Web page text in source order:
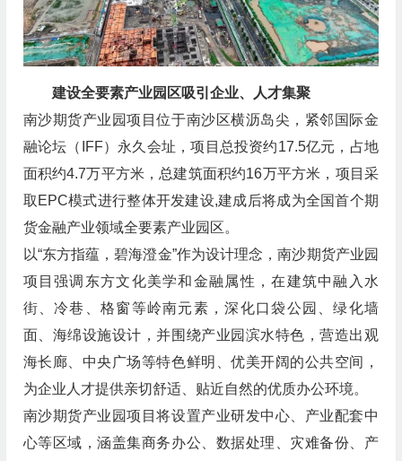
建设全要素产业园区吸引企业、人才集聚
南沙期货产业园项目位于南沙区横沥岛尖，紧邻国际金
融论坛（IFF）永久会址，项目总投资约17.5亿元，占地
面积约4.7万平方米，总建筑面积约16万平方米，项目采
取EPC模式进行整体开发建设,建成后将成为全国首个期
货金融产业领域全要素产业园区。
以“东方指蕴，碧海澄金”作为设计理念，南沙期货产业园
项目强调东方文化美学和金融属性，在建筑中融入水
街、冷巷、格窗等岭南元素，深化口袋公园、绿化墙
面、海绵设施设计，并围绕产业园滨水特色，营造出观
海长廊、中央广场等特色鲜明、优美开阔的公共空间，
为企业人才提供亲切舒适、贴近自然的优质办公环境。
南沙期货产业园项目将设置产业研发中心、产业配套中
心等区域，涵盖集商务办公、数据处理、灾难备份、产